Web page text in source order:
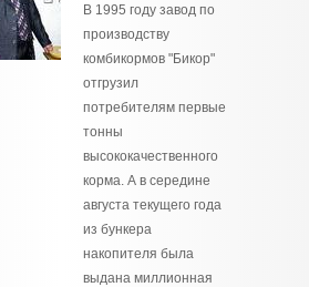
В 1995 году завод по
производству
комбикормов "Бикор"
отгрузил
потребителям первые
тонны
высококачественного
корма. А в середине
августа текущего года
из бункера
накопителя была
выдана миллионная